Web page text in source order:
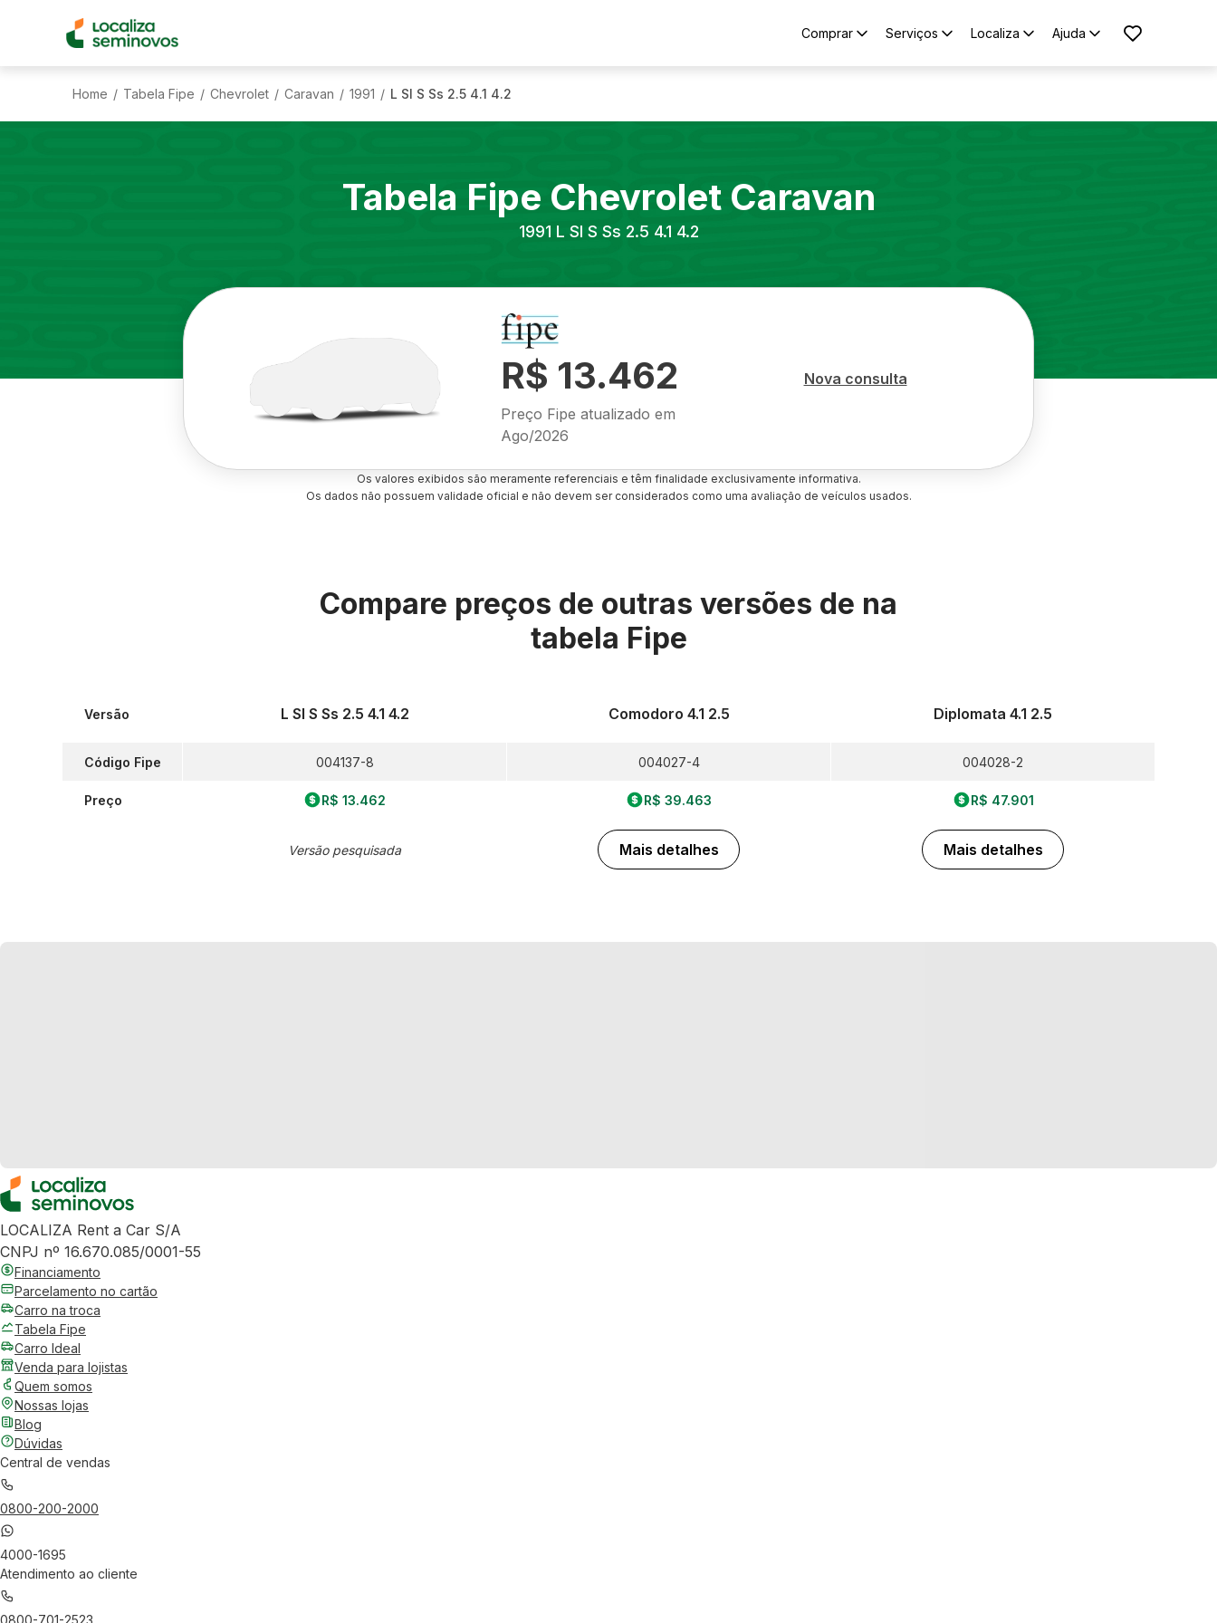
Comprar Serviços Localiza Ajuda
Home / Tabela Fipe / Chevrolet / Caravan / 1991 / L Sl S Ss 2.5 4.1 4.2
Tabela Fipe Chevrolet Caravan
1991 L Sl S Ss 2.5 4.1 4.2
R$ 13.462
Preço Fipe atualizado em
Ago/2026
Nova consulta
Os valores exibidos são meramente referenciais e têm finalidade exclusivamente informativa.
Os dados não possuem validade oficial e não devem ser considerados como uma avaliação de veículos usados.
Compare preços de outras versões de na
tabela Fipe
Versão
Código Fipe
Preço
L Sl S Ss 2.5 4.1 4.2
004137-8
R$ 13.462
Versão pesquisada
Comodoro 4.1 2.5
004027-4
R$ 39.463
Mais detalhes
Diplomata 4.1 2.5
004028-2
R$ 47.901
Mais detalhes
LOCALIZA Rent a Car S/A
CNPJ nº 16.670.085/0001-55
Financiamento
Parcelamento no cartão
Carro na troca
Tabela Fipe
Carro Ideal
Venda para lojistas
Quem somos
Nossas lojas
Blog
Dúvidas
Central de vendas
0800-200-2000
4000-1695
Atendimento ao cliente
0800-701-2523